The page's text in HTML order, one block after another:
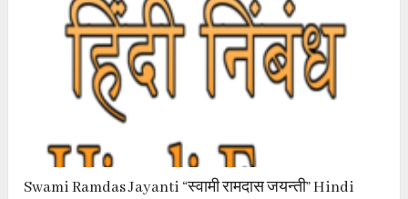
Swami Ramdas Jayanti “स्वामी रामदास जयन्ती” Hindi